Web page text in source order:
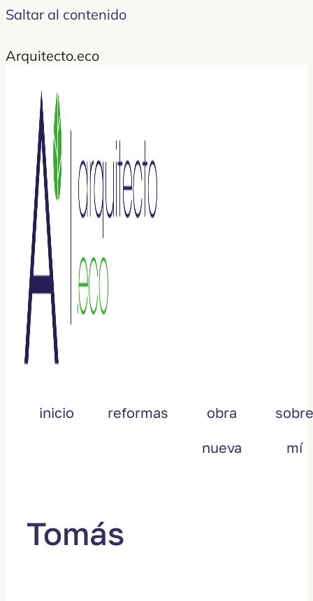
Saltar al contenido
Arquitecto.eco
inicio reformas obra
nueva
sobre
mí
Tomás